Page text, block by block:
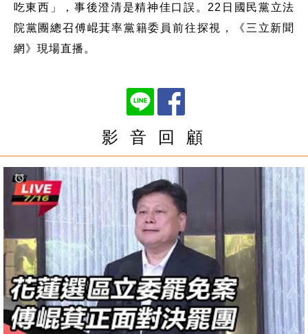
吃東西」，事後澄清是精神佳口誤。22日國民黨立法
院黨團總召傅崐萁率黨籍委員前往探視，《三立新聞
網》現場直播。
影 音 回 顧